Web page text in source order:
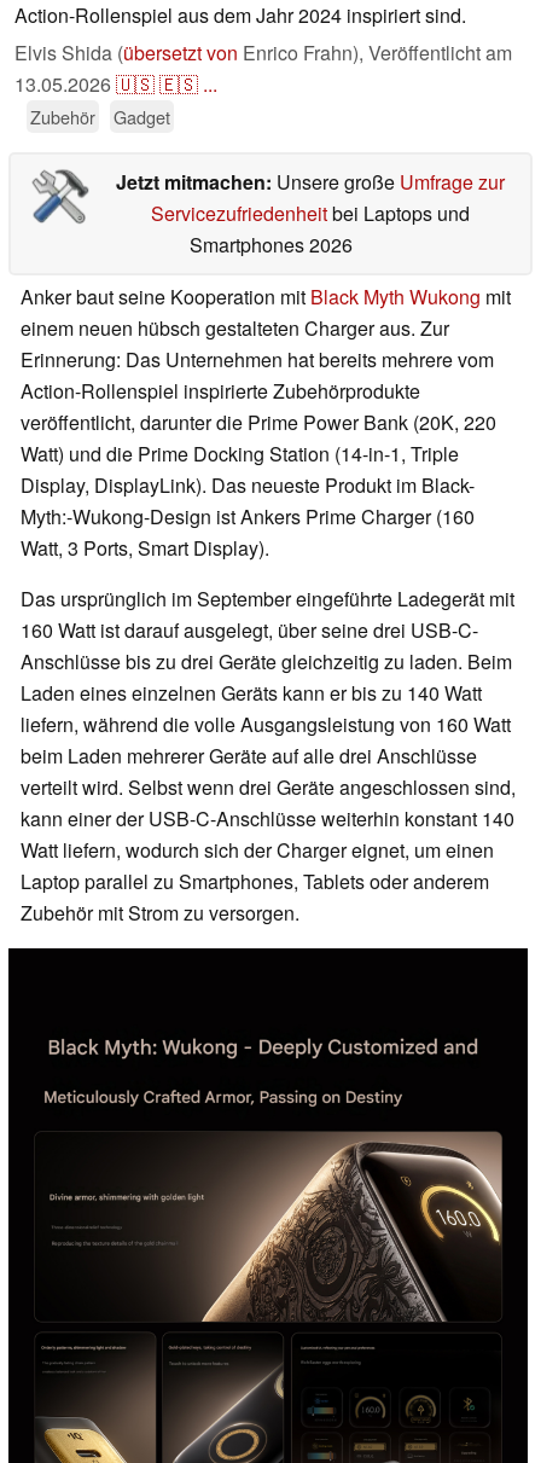
Action-Rollenspiel aus dem Jahr 2024 inspiriert sind.
Elvis Shida (übersetzt von Enrico Frahn), Veröffentlicht am
13.05.2026🇺🇸🇪🇸 ...
Zubehör Gadget
Jetzt mitmachen: Unsere große Umfrage zur
Servicezufriedenheitbei Laptops und
Smartphones 2026
Anker baut seine Kooperation mit Black Myth Wukong mit
einem neuen hübsch gestalteten Charger aus. Zur
Erinnerung: Das Unternehmen hat bereits mehrere vom
Action-Rollenspiel inspirierte Zubehörprodukte
veröffentlicht, darunter die Prime Power Bank (20K, 220
Watt) und die Prime Docking Station (14-in-1, Triple
Display, DisplayLink). Das neueste Produkt im Black-
Myth:-Wukong-Design ist Ankers Prime Charger (160
Watt, 3 Ports, Smart Display).
Das ursprünglich im September eingeführte Ladegerät mit
160 Watt ist darauf ausgelegt, über seine drei USB-C-
Anschlüsse bis zu drei Geräte gleichzeitig zu laden. Beim
Laden eines einzelnen Geräts kann er bis zu 140 Watt
liefern, während die volle Ausgangsleistung von 160 Watt
beim Laden mehrerer Geräte auf alle drei Anschlüsse
verteilt wird. Selbst wenn drei Geräte angeschlossen sind,
kann einer der USB-C-Anschlüsse weiterhin konstant 140
Watt liefern, wodurch sich der Charger eignet, um einen
Laptop parallel zu Smartphones, Tablets oder anderem
Zubehör mit Strom zu versorgen.